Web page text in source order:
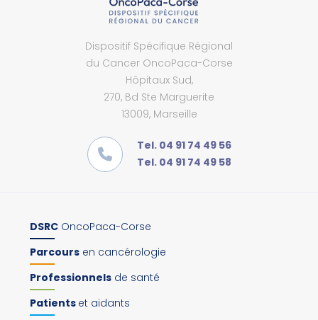
Dispositif Spécifique Régional
du Cancer OncoPaca-Corse
Hôpitaux Sud,
270, Bd Ste Marguerite
13009, Marseille
Tel. 04 91 74 49 56
Tel. 04 91 74 49 58
DSRC OncoPaca-Corse
Parcours en cancérologie
Professionnels de santé
Patients et aidants